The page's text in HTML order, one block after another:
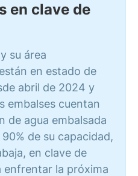
en clave de
su área
en estado de
abril de 2024 y
embalses cuentan
de agua embalsada
de su capacidad,
en clave de
enfrentar la próxima